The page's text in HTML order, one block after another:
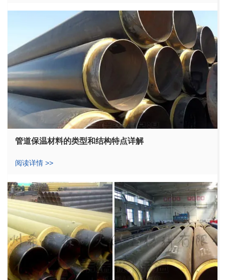
管道保温材料的类型和结构特点详解
阅读详情 >>